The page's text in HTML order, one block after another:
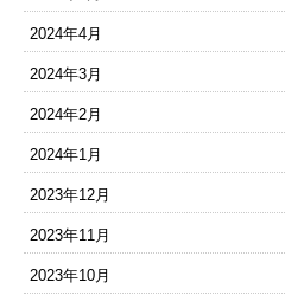
2024年4月
2024年3月
2024年2月
2024年1月
2023年12月
2023年11月
2023年10月